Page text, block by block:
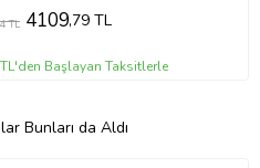
TL 4109,79 TL
Başlayan Taksitlerle
Bunları da Aldı